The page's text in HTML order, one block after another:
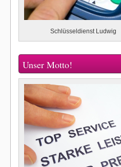
Schlüsseldienst Ludwig
Unser Motto!